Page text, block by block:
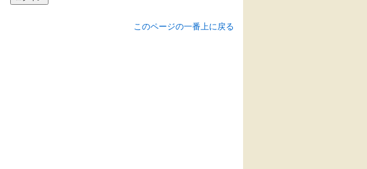
このページの一番上に戻る